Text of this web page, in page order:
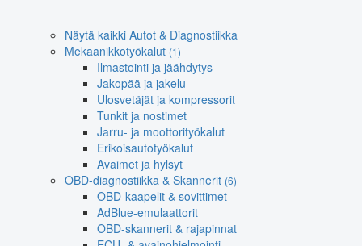
Näytä kaikki Autot & Diagnostiikka
Mekaanikkotyökalut (1)
Ilmastointi ja jäähdytys
Jakopää ja jakelu
Ulosvetäjät ja kompressorit
Tunkit ja nostimet
Jarru- ja moottorityökalut
Erikoisautotyökalut
Avaimet ja hylsyt
OBD-diagnostiikka & Skannerit (6)
OBD-kaapelit & sovittimet
AdBlue-emulaattorit
OBD-skannerit & rajapinnat